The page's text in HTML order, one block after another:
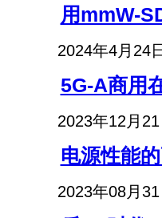
用mmW-
2024年4月24日
5G-A商用
2023年12月21
电源性能
2023年08月31